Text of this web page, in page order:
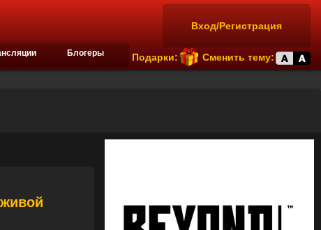
Вход/Регистрация
Подарки: Сменить тему:
Блогеры